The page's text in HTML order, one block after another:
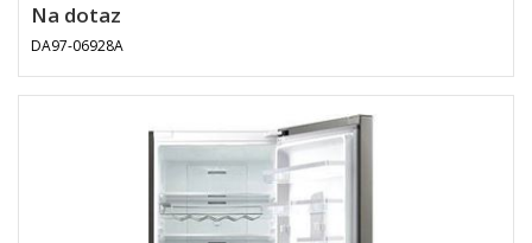
Na dotaz
DA97-06928A